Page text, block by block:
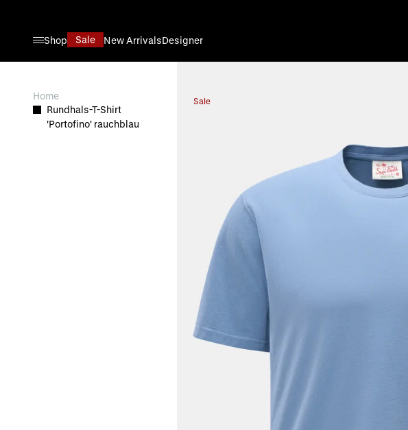
Shop
Sale New ArrivalsDesigner
Home
Rundhals-T-Shirt
'Portofino' rauchblau
Sale